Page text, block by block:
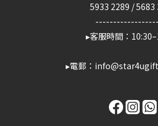
5933 2289 /5683
▸客服時間：
▸電郵：